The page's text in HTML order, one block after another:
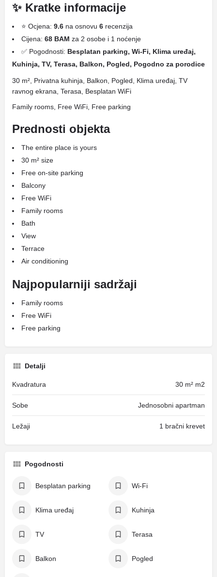
✨ Kratke informacije
⭐ Ocjena: 9.6 na osnovu 6 recenzija
Cijena: 68 BAM za 2 osobe i 1 noćenje
✅ Pogodnosti: Besplatan parking, Wi-Fi, Klima uređaj,
Kuhinja, TV, Terasa, Balkon, Pogled, Pogodno za porodice
30 m², Privatna kuhinja, Balkon, Pogled, Klima uređaj, TV
ravnog ekrana, Terasa, Besplatan WiFi
Family rooms, Free WiFi, Free parking
Prednosti objekta
The entire place is yours
30 m² size
Free on-site parking
Balcony
Free WiFi
Family rooms
Bath
View
Terrace
Air conditioning
Najpopularniji sadržaji
Family rooms
Free WiFi
Free parking
Detalji
Kvadratura 30 m² m2
Sobe Jednosobni apartman
Ležaji 1 bračni krevet
Pogodnosti
Besplatan parking Wi-Fi
Klima uređaj Kuhinja
TV Terasa
Balkon Pogled